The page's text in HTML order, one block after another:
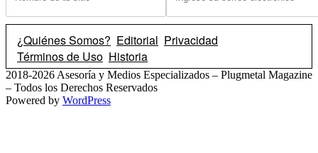
¿Quiénes Somos? Editorial Privacidad
Términos de Uso Historia
2018-2026 Asesoría y Medios Especializados – Plugmetal Magazine
– Todos los Derechos Reservados
Powered by WordPress